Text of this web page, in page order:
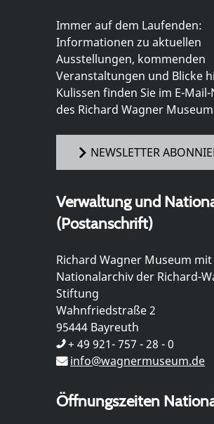
Immer auf dem Laufenden:
Informationen zu aktuellen
Ausstellungen, kommenden
Veranstaltungen und Blicke
Kulissen finden Sie im E-
des Richard Wagner
NEWSLETTER
Verwaltung und
(Postanschrift)
Richard Wagner Museum mit
Nationalarchiv der Richard-
Stiftung
Wahnfriedstraße 2
95444 Bayreuth
+ 49 921- 757 - 28 - 0
info@wagnermuseum.de
Öffnungszeiten